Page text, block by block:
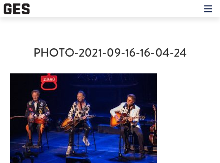
Historien om GES
Nyheter
PHOTO-2021-09-16-16-04-24